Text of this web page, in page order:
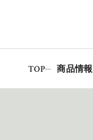
TOP 商品情報